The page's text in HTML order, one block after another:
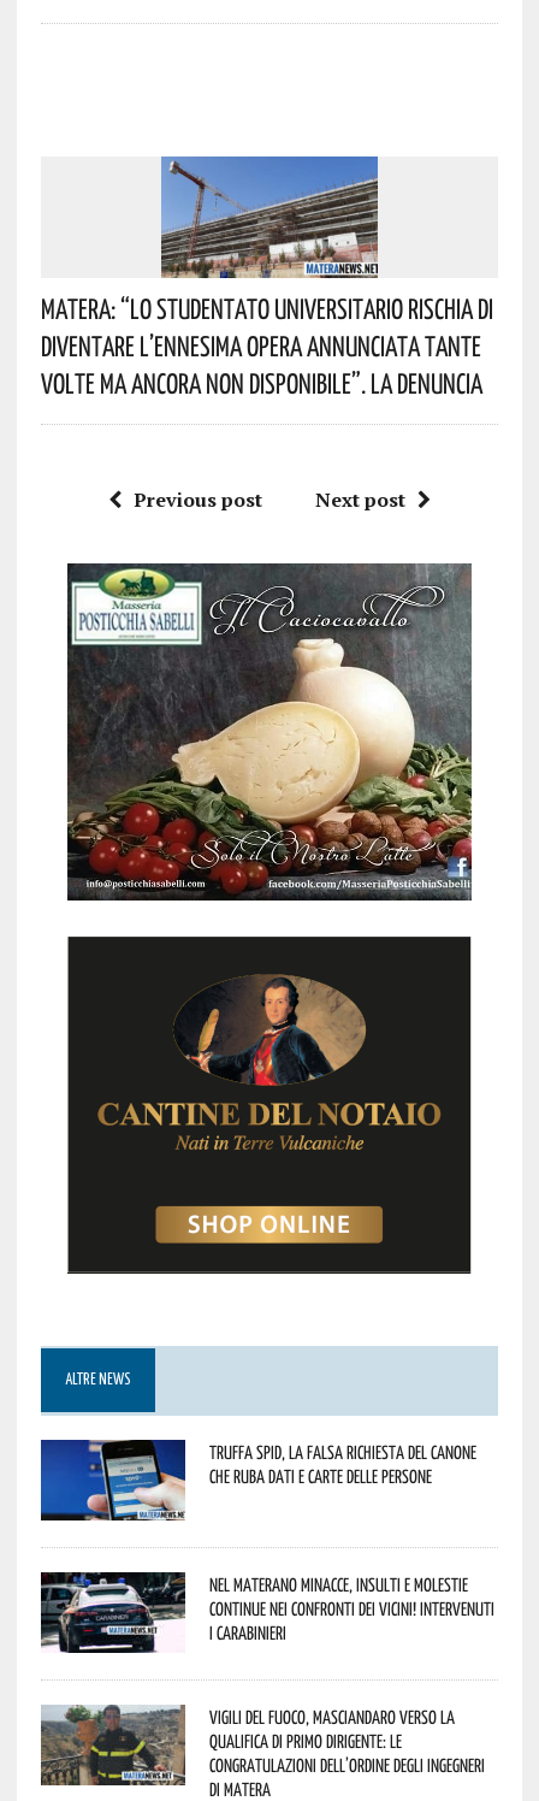
Matera: “Lo Studentato Universitario Rischia Di
Diventare L’ennesima Opera Annunciata Tante
Volte Ma Ancora Non Disponibile”. La Denuncia
Previous post Next post
ALTRE NEWS
Truffa Spid, la falsa richiesta del canone
che ruba dati e carte delle persone
Nel materano minacce, insulti e molestie
continue nei confronti dei vicini! Intervenuti
i Carabinieri
Vigili del Fuoco, Masciandaro verso la
qualifica di Primo Dirigente: le
congratulazioni dell’Ordine degli Ingegneri
di Matera